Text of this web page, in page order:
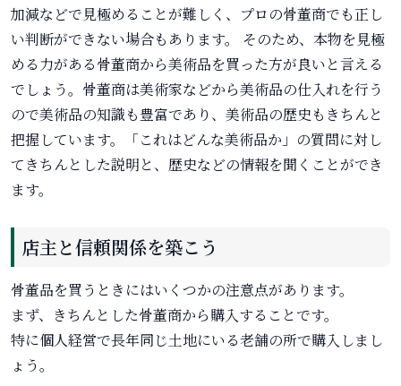
加減などで見極めることが難しく、プロの骨董商でも正し
い判断ができない場合もあります。 そのため、本物を見極
める力がある骨董商から美術品を買った方が良いと言える
でしょう。骨董商は美術家などから美術品の仕入れを行う
ので美術品の知識も豊富であり、美術品の歴史もきちんと
把握しています。「これはどんな美術品か」の質問に対し
てきちんとした説明と、歴史などの情報を聞くことができ
ます。
店主と信頼関係を築こう
骨董品を買うときにはいくつかの注意点があります。
まず、きちんとした骨董商から購入することです。
特に個人経営で長年同じ土地にいる老舗の所で購入しまし
ょう。